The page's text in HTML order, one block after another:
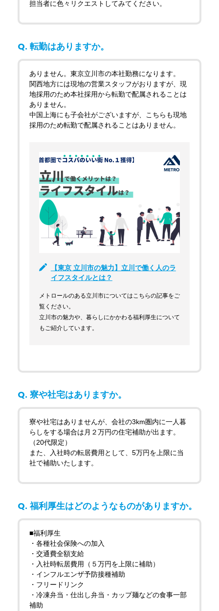
担当者に色々リクエストしてみてください。
転勤はありますか。
ありません。東京立川市の本社勤務になります。
関西地方には現地の営業スタッフがおりますが、現
地採用のため本社採用から転勤で配属されることは
ありません。
中国上海にも子会社がございますが、こちらも現地
採用のため転勤で配属されることはありません。
【東京 立川市の魅力】立川で働く人のラ
イフスタイルとは？
メトロールのある立川市についてはこちらの記事をご
覧ください。
立川市の魅力や、暮らしにかかわる福利厚生について
もご紹介しています。
寮や社宅はありますか。
寮や社宅はありませんが、会社の3km圏内に一人暮
らしをする場合は月２万円の住宅補助が出ます。
（20代限定）
また、入社時の転居費用として、5万円を上限に当
社で補助いたします。
福利厚生はどのようなものがありますか。
■福利厚生
・各種社会保険への加入
・交通費全額支給
・入社時転居費用（５万円を上限に補助）
・インフルエンザ予防接種補助
・フリードリンク
・冷凍弁当・仕出し弁当・カップ麺などの食事一部
補助